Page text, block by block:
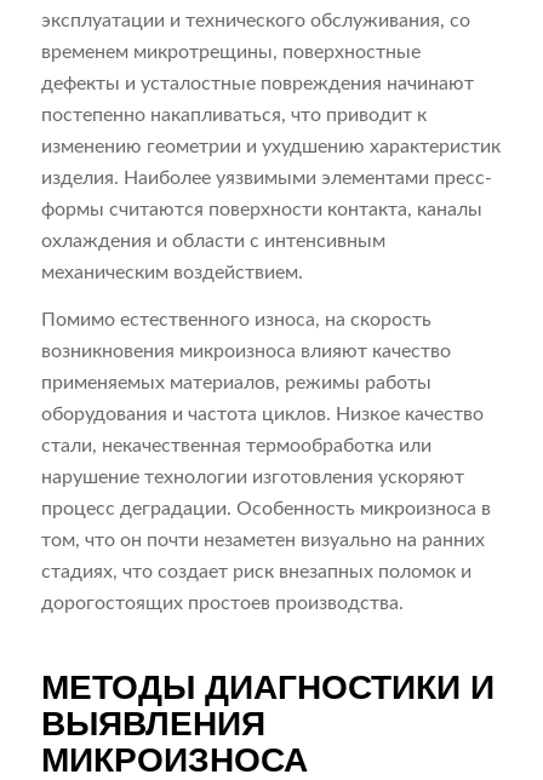
эксплуатации и технического обслуживания, со
временем микротрещины, поверхностные
дефекты и усталостные повреждения начинают
постепенно накапливаться, что приводит к
изменению геометрии и ухудшению характеристик
изделия. Наиболее уязвимыми элементами пресс-
формы считаются поверхности контакта, каналы
охлаждения и области с интенсивным
механическим воздействием.
Помимо естественного износа, на скорость
возникновения микроизноса влияют качество
применяемых материалов, режимы работы
оборудования и частота циклов. Низкое качество
стали, некачественная термообработка или
нарушение технологии изготовления ускоряют
процесс деградации. Особенность микроизноса в
том, что он почти незаметен визуально на ранних
стадиях, что создает риск внезапных поломок и
дорогостоящих простоев производства.
МЕТОДЫ ДИАГНОСТИКИ И
ВЫЯВЛЕНИЯ
МИКРОИЗНОСА